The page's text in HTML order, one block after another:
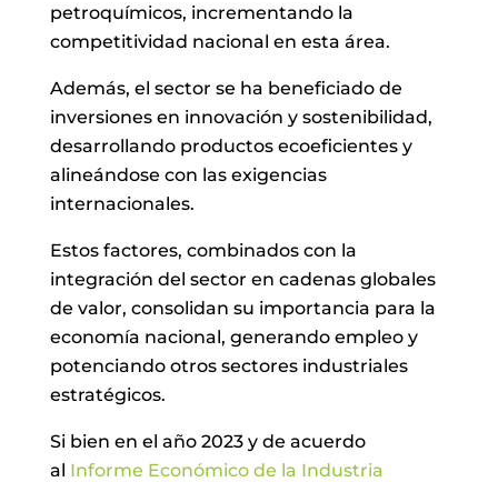
petroquímicos, incrementando la
competitividad nacional en esta área.
Además, el sector se ha beneficiado de
inversiones en innovación y sostenibilidad,
desarrollando productos ecoeficientes y
alineándose con las exigencias
internacionales.
Estos factores, combinados con la
integración del sector en cadenas globales
de valor, consolidan su importancia para la
economía nacional, generando empleo y
potenciando otros sectores industriales
estratégicos.
Si bien en el año 2023 y de acuerdo
al Informe Económico de la Industria